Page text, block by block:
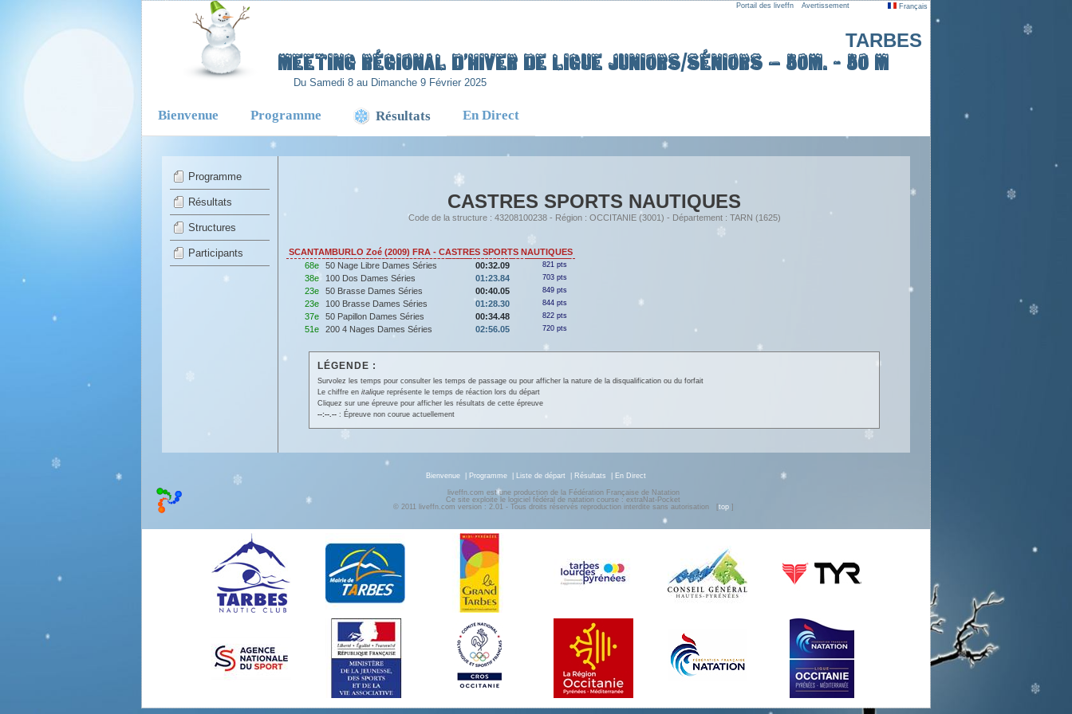
Portail des liveffn Avertissement Français
TARBES
Meeting Régional d’Hiver de Ligue Juniors/Séniors – 50m. - 50 m
Du Samedi 8 au Dimanche 9 Février 2025
Bienvenue Programme Résultats En Direct
Programme
Résultats
Structures
Participants
CASTRES SPORTS NAUTIQUES
Code de la structure : 43208100238 - Région : OCCITANIE (3001) - Département : TARN (1625)
SCANTAMBURLO Zoé (2009) FRA - CASTRES SPORTS NAUTIQUES
68e
50 Nage Libre Dames Séries 00:32.09 821 pts
38e 100 Dos Dames Séries 01:23.84 703 pts
23e 50 Brasse Dames Séries 00:40.05 849 pts
23e 100 Brasse Dames Séries 01:28.30 844 pts
37e 50 Papillon Dames Séries 00:34.48 822 pts
51e 200 4 Nages Dames Séries 02:56.05 720 pts
LÉGENDE :
Survolez les temps pour consulter les temps de passage ou pour afficher la nature de la disqualification ou du forfait
Le chiffre en italiquereprésente le temps de réaction lors du départ
Cliquez sur une épreuve pour afficher les résultats de cette épreuve
--:--.--: Épreuve non courue actuellement
Bienvenue Programme Liste de départ Résultats En Direct
liveffn.com est une production de la Fédération Française de Natation
Ce site exploite le logiciel fédéral de natation course : extraNat-Pocket
© 2011 liveffn.com version : 2.01 - Tous droits réservés reproduction interdite sans autorisation
top ]